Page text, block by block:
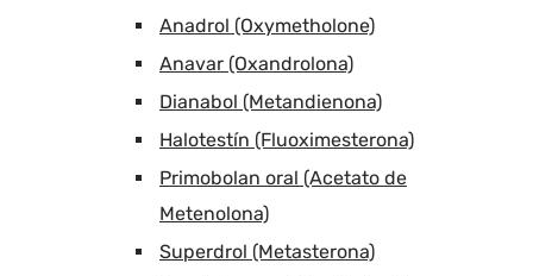
Anadrol (Oxymetholone)
Anavar (Oxandrolona)
Dianabol (Metandienona)
Halotestín (Fluoximesterona)
Primobolan oral (Acetato de
Metenolona)
Superdrol (Metasterona)